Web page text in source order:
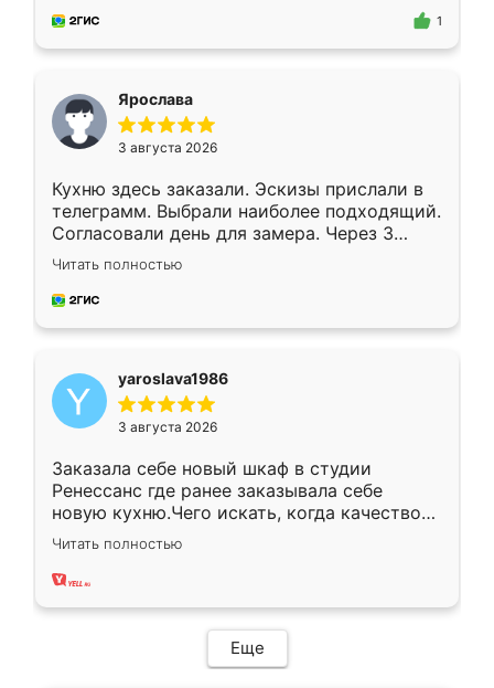
предложил по моему эскизу самый
1
Ярослава
3 августа 2026
Кухню здесь заказали. Эскизы прислали в
телеграмм. Выбрали наиболее подходящий.
Согласовали день для замера. Через 3
недели кухня была уже готова. Остались
довольны работой. Спасибо Ренессанс
мебель за качественную работу!
Читать полностью
yaroslava1986
3 августа 2026
Заказала себе новый шкаф в студии
Ренессанс где ранее заказывала себе
новую кухню.Чего искать, когда качеством
вполне довольна. Служит кухня уже почти
два года, нареканий нет.
Читать полностью
Еще